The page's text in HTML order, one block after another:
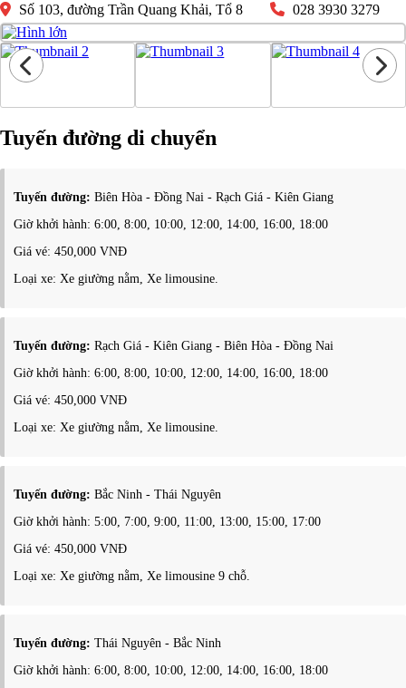
Số 103, đường Trần Quang Khải, Tổ 8 028 3930 3279
Tuyến đường di chuyển
Tuyến đường: Biên Hòa - Đồng Nai - Rạch Giá - Kiên Giang
Giờ khởi hành: 6:00, 8:00, 10:00, 12:00, 14:00, 16:00, 18:00
Giá vé: 450,000 VNĐ
Loại xe: Xe giường nằm, Xe limousine.
Tuyến đường: Rạch Giá - Kiên Giang - Biên Hòa - Đồng Nai
Giờ khởi hành: 6:00, 8:00, 10:00, 12:00, 14:00, 16:00, 18:00
Giá vé: 450,000 VNĐ
Loại xe: Xe giường nằm, Xe limousine.
Tuyến đường: Bắc Ninh - Thái Nguyên
Giờ khởi hành: 5:00, 7:00, 9:00, 11:00, 13:00, 15:00, 17:00
Giá vé: 450,000 VNĐ
Loại xe: Xe giường nằm, Xe limousine 9 chỗ.
Tuyến đường: Thái Nguyên - Bắc Ninh
Giờ khởi hành: 6:00, 8:00, 10:00, 12:00, 14:00, 16:00, 18:00